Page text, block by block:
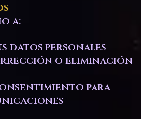
a:
datos personales
o eliminación
para